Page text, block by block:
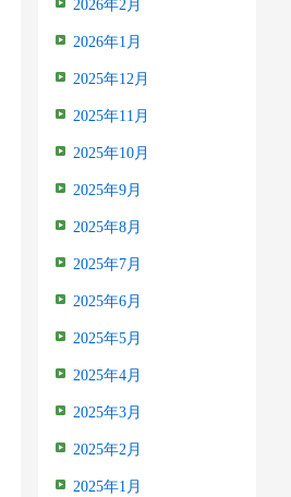
2026年2月
2026年1月
2025年12月
2025年11月
2025年10月
2025年9月
2025年8月
2025年7月
2025年6月
2025年5月
2025年4月
2025年3月
2025年2月
2025年1月